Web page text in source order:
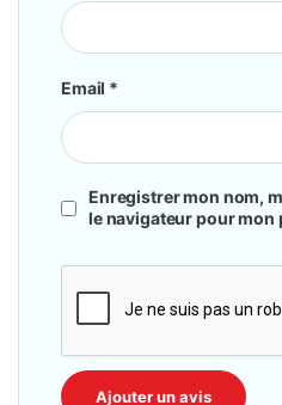
Email *
Enregistrer mon nom,
le navigateur pour